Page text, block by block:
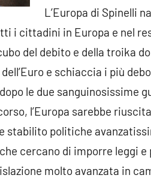
L’Europa di Spinelli
i cittadini in Europa e nel
del debito e della troika
e schiaccia i più
le due sanguinosissime
l’Europa sarebbe
stabilito politiche
cercano di imporre leggi
molto avanzata in